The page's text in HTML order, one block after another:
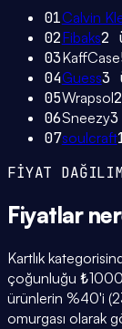
01Calvin
02Fibaks2
03KaffCase
04Guess3
05Wrapsol2
06Sneezy3
07soulcraft
FİYAT
Fiyatlar
Kartlık
çoğunluğu
ürünlerin %40'i
omurgası olarak